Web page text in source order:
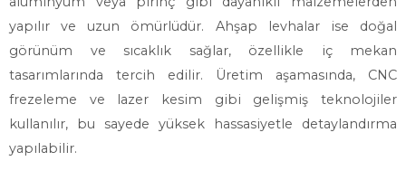
yapılır ve uzun ömürlüdür. Ahşap levhalar ise doğal
görünüm ve sıcaklık sağlar, özellikle iç mekan
tasarımlarında tercih edilir. Üretim aşamasında, CNC
frezeleme ve lazer kesim gibi gelişmiş teknolojiler
kullanılır, bu sayede yüksek hassasiyetle detaylandırma
yapılabilir.